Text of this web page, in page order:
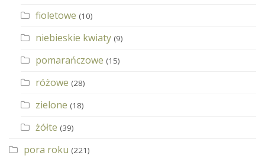
fioletowe (10)
niebieskie kwiaty (9)
pomarańczowe (15)
różowe (28)
zielone (18)
żółte (39)
pora roku (221)